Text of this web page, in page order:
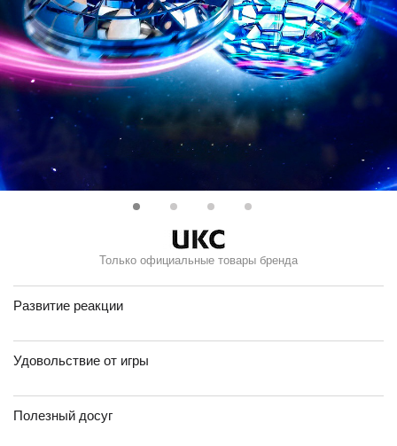
Только официальные товары бренда
Развитие реакции
Удовольствие от игры
Полезный досуг